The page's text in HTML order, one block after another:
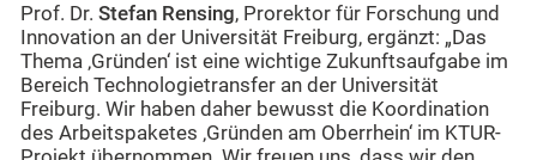
Prof. Dr. Stefan Rensing, Prorektor für Forschung und
Innovation an der Universität Freiburg, ergänzt: „Das
Thema ‚Gründen‘ ist eine wichtige Zukunftsaufgabe im
Bereich Technologietransfer an der Universität
Freiburg. Wir haben daher bewusst die Koordination
des Arbeitspaketes ‚Gründen am Oberrhein‘ im KTUR-